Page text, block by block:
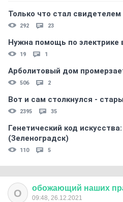
Только что стал
292 23
Нужна помощь по электрике
19 1
Арболитовый дом
506 2
Вот и сам столкнулся -
2395 35
Генетический код
(Зеленоградск)
110 5
О обожающий наших
09:48, 26.12.2021